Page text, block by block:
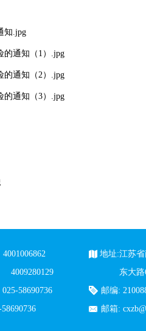
知.jpg
的通知（1）.jpg
的通知（2）.jpg
的通知（3）.jpg
4009280129
58690736
地址:江苏
东大
邮编:
邮箱: